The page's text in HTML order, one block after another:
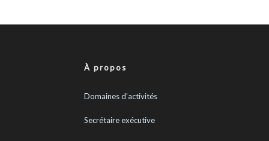
À propos
Domaines d’activités
Secrétaire exécutive